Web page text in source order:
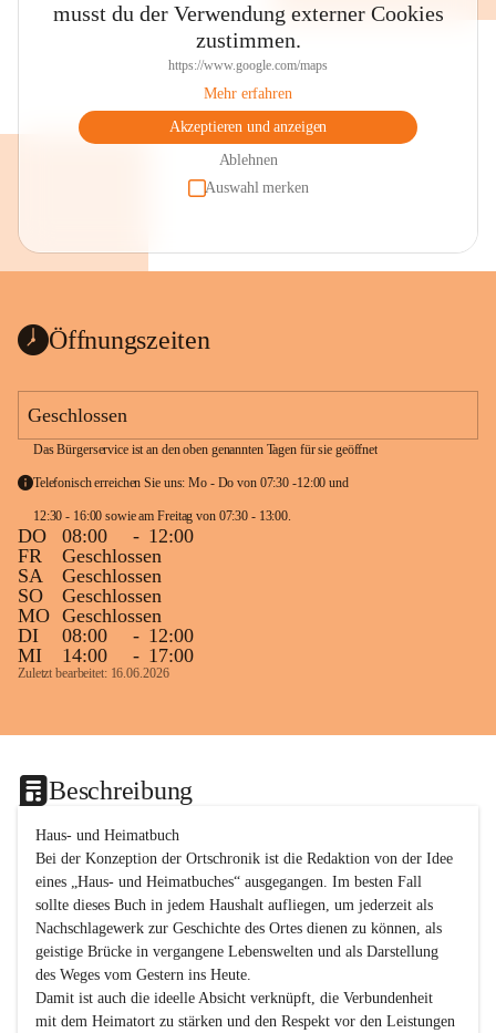
musst du der Verwendung externer Cookies
zustimmen.
https://www.google.com/maps
Mehr erfahren
Akzeptieren und anzeigen
Ablehnen
Auswahl merken
Öffnungszeiten
Geschlossen
Das Bürgerservice ist an den oben genannten Tagen für sie geöffnet
Telefonisch erreichen Sie uns: Mo - Do von 07:30 -12:00 und
DO 08:00 - 12:00
FR
Geschlossen
SA
Geschlossen
SO
Geschlossen
MO Geschlossen
DI
08:00 - 12:00
MI
14:00 - 17:00
Zuletzt bearbeitet: 16.06.2026
Beschreibung
Haus- und Heimatbuch
Bei der Konzeption der Ortschronik ist die Redaktion von der Idee
eines „Haus- und Heimatbuches“ ausgegangen. Im besten Fall
sollte dieses Buch in jedem Haushalt aufliegen, um jederzeit als
Nachschlagewerk zur Geschichte des Ortes dienen zu können, als
geistige Brücke in vergangene Lebenswelten und als Darstellung
des Weges vom Gestern ins Heute.
Damit ist auch die ideelle Absicht verknüpft, die Verbundenheit
mit dem Heimatort zu stärken und den Respekt vor den Leistungen